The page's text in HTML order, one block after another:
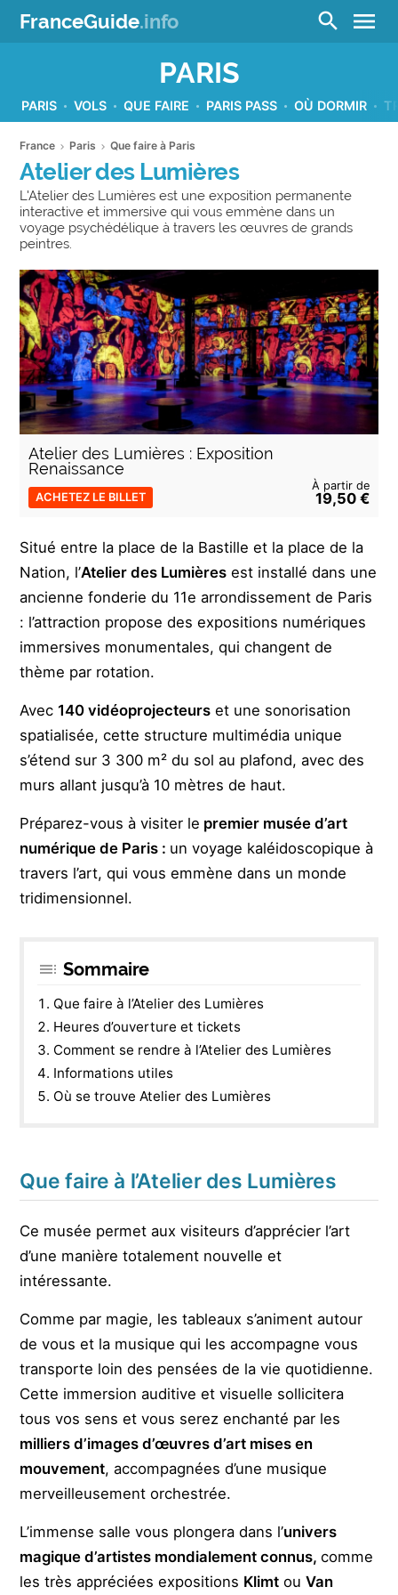
FranceGuide.info search menu
PARIS
PARIS VOLS QUE FAIRE PARIS PASS OÙ DORMIR
France Paris Que faire à Paris
Atelier des Lumières
L'Atelier des Lumières est une exposition permanente
interactive et immersive qui vous emmène dans un
voyage psychédélique à travers les œuvres de grands
peintres.
Atelier des Lumières : Exposition
Renaissance
À partir de
19,50 €
ACHETEZ LE BILLET
Situé entre la place de la Bastille et la place de la
Nation, l’Atelier des Lumières est installé dans une
ancienne fonderie du 11e arrondissement de Paris
: l’attraction propose des expositions numériques
immersives monumentales, qui changent de
thème par rotation.
Avec 140 vidéoprojecteurs et une sonorisation
spatialisée, cette structure multimédia unique
s’étend sur 3 300 m² du sol au plafond, avec des
murs allant jusqu’à 10 mètres de haut.
Préparez-vous à visiter le premier musée d’art
numérique de Paris : un voyage kaléidoscopique à
travers l’art, qui vous emmène dans un monde
tridimensionnel.
Sommaire
Que faire à l’Atelier des Lumières
Heures d’ouverture et tickets
Comment se rendre à l’Atelier des Lumières
Informations utiles
Où se trouve Atelier des Lumières
Que faire à l’Atelier des Lumières
Ce musée permet aux visiteurs d’apprécier l’art
d’une manière totalement nouvelle et
intéressante.
Comme par magie, les tableaux s’animent autour
de vous et la musique qui les accompagne vous
transporte loin des pensées de la vie quotidienne.
Cette immersion auditive et visuelle sollicitera
tous vos sens et vous serez enchanté par les
milliers d’images d’œuvres d’art mises en
mouvement, accompagnées d’une musique
merveilleusement orchestrée.
L’immense salle vous plongera dans l’univers
magique d’artistes mondialement connus,comme
les très appréciées expositions Klimt ouVan